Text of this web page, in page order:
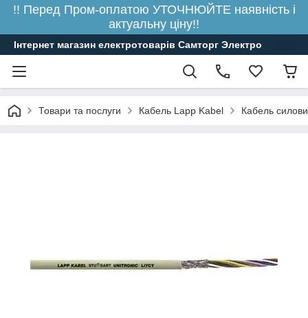
!! Перед Пром-оплатою УТОЧНЮЙТЕ наявність і
актуальну ціну!!
Інтернет магазин електротоварів Самторг Электро
Товари та послуги Кабель Lapp Kabel Кабель